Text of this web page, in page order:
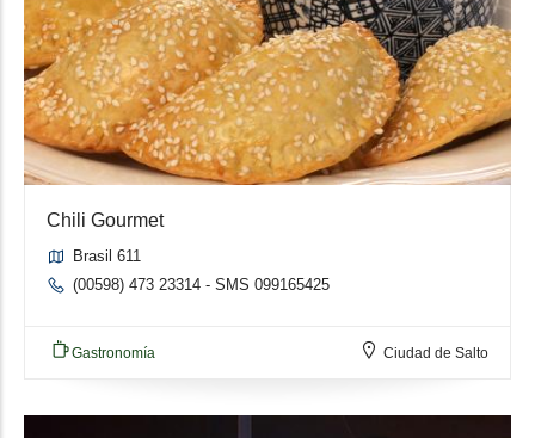
Chili Gourmet
Brasil 611
(00598) 473 23314 - SMS 099165425
Gastronomía Ciudad de Salto